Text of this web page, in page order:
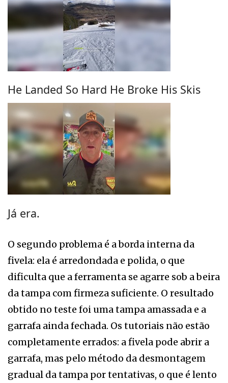
He Landed So Hard He Broke His Skis
Já era.
O segundo problema é a borda interna da
fivela: ela é arredondada e polida, o que
dificulta que a ferramenta se agarre sob a beira
da tampa com firmeza suficiente. O resultado
obtido no teste foi uma tampa amassada e a
garrafa ainda fechada. Os tutoriais não estão
completamente errados: a fivela pode abrir a
garrafa, mas pelo método da desmontagem
gradual da tampa por tentativas, o que é lento